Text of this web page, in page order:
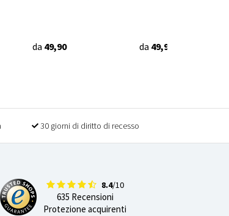
da 49,90 da 49,90
30 giorni di diritto di recesso
8.4/10
635 Recensioni
Protezione acquirenti